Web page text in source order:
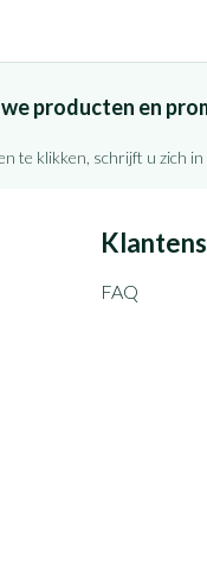
producten en
te klikken, schrijft u zich
FAQ